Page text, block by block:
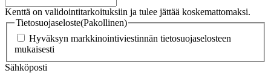
Kenttä on validointitarkoituksiin ja tulee jättää koskemattomaksi.
Tietosuojaseloste(Pakollinen)
Hyväksyn markkinointiviestinnän tietosuojaselosteen
mukaisesti
Sähköposti